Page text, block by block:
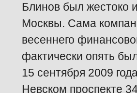
Блинов был жестоко
Москвы. Сама
весеннего
фактически опять
15 сентября 2009
Невском проспекте